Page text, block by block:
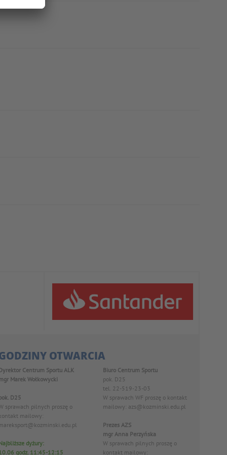
OTWARCIA
Centrum Sportu ALK
Marek Wołkowycki
D25
sprawach pilnych proszę o
mailowy:
dyżury:
godz. 11:45-12:15
Biuro Centrum Sportu
pok. D25
tel. 22-519-23-03
W sprawach WF proszę o kontakt
mailowy: azs@kozminski.edu.pl
Prezes AZS
mgr Anna Perzyńska
W sprawach pilnych proszę o
kontakt mailowy: